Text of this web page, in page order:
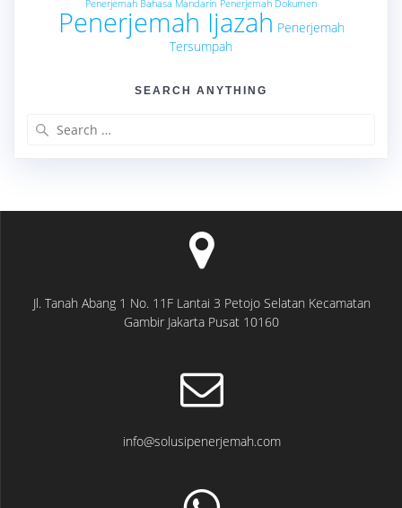
Penerjemah Bahasa Mandarin Penerjemah Dokumen
Penerjemah Ijazah Penerjemah
Tersumpah
SEARCH ANYTHING
Jl. Tanah Abang 1 No. 11F Lantai 3 Petojo Selatan Kecamatan
Gambir Jakarta Pusat 10160
info@solusipenerjemah.com